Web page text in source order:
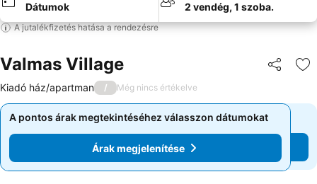
Dátumok 2 vendég, 1 szoba.
A jutalékfizetés hatása a rendezésre
Valmas Village
Kiadó ház/apartman / Még nincs értékelve
A pontos árak megtekintéséhez válasszon dátumokat
Árak megjelenítése
A pontos árak megtekintéséhez válasszon dátumokat
Árak megjelenítése